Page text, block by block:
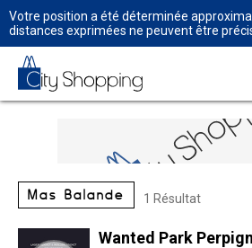
Votre position a été déterminée
distances exprimées ne peuvent être
Mas Balande 1 Résultat
Wanted Park